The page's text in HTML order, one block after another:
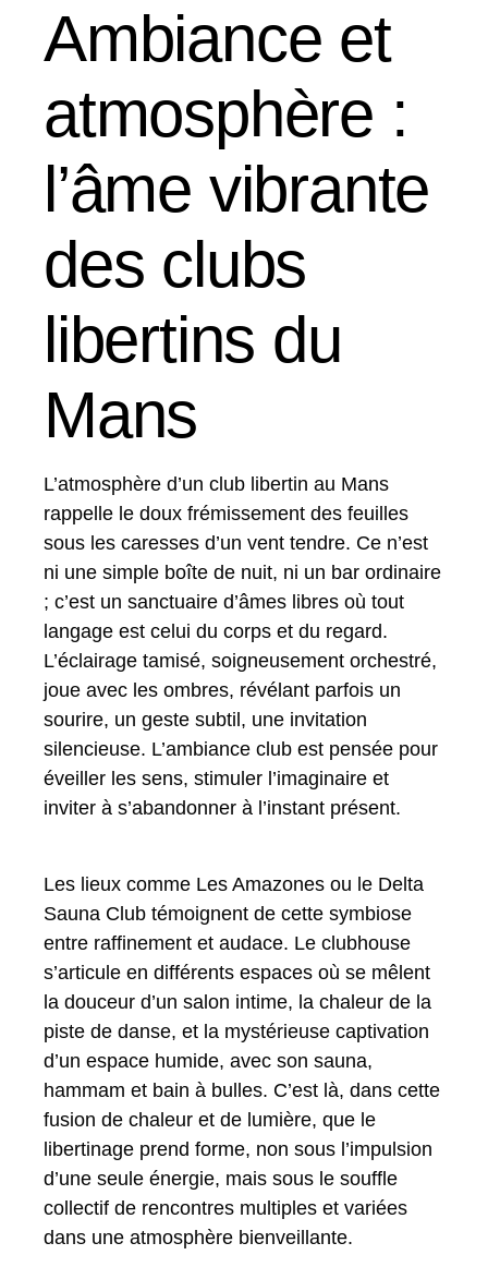
Ambiance et
atmosphère :
l’âme vibrante
des clubs
libertins du
Mans
L’atmosphère d’un club libertin au Mans
rappelle le doux frémissement des feuilles
sous les caresses d’un vent tendre. Ce n’est
ni une simple boîte de nuit, ni un bar ordinaire
; c’est un sanctuaire d’âmes libres où tout
langage est celui du corps et du regard.
L’éclairage tamisé, soigneusement orchestré,
joue avec les ombres, révélant parfois un
sourire, un geste subtil, une invitation
silencieuse. L’ambiance club est pensée pour
éveiller les sens, stimuler l’imaginaire et
inviter à s’abandonner à l’instant présent.
Les lieux comme Les Amazones ou le Delta
Sauna Club témoignent de cette symbiose
entre raffinement et audace. Le clubhouse
s’articule en différents espaces où se mêlent
la douceur d’un salon intime, la chaleur de la
piste de danse, et la mystérieuse captivation
d’un espace humide, avec son sauna,
hammam et bain à bulles. C’est là, dans cette
fusion de chaleur et de lumière, que le
libertinage prend forme, non sous l’impulsion
d’une seule énergie, mais sous le souffle
collectif de rencontres multiples et variées
dans une atmosphère bienveillante.